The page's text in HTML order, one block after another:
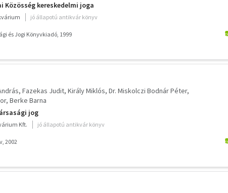
Közösség kereskedelmi joga
jó állapotú antikvár könyv
és Jogi Könyvkiadó, 1999
Fazekas Judit Király Miklós Dr. Miskolczi Bodnár Péter
Berke Barna
jog
Kft. jó állapotú antikvár könyv
2002